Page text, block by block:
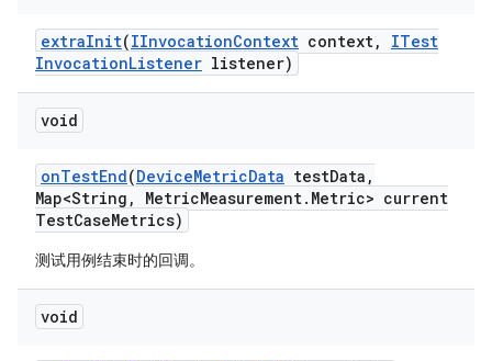
extraInit(IInvocationContext context,
ITest
InvocationListener listener)
void
onTestEnd(DeviceMetricData testData ,
Map<String , MetricMeasurement. Metric> current
TestCaseMetrics)
测试用例结束时的回调。
void